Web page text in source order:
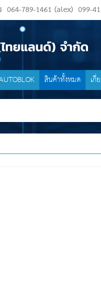
064-789-1461 (alex) 099-
สินค้าทั้งหมด เกี่